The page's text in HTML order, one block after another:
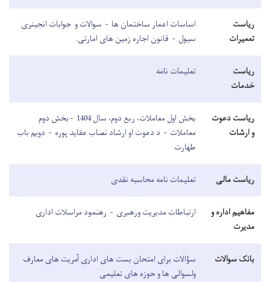
ریاست
تعمیرات
اساسات اعمار ساختمان ها - سوالات و جوابات انجینری
سیول - قانون اجاره زمین های امارتی.
ریاست
خدمات
تعلیمات نامه
ریاست دعوت
و ارشات
بخش اول معاملات، ربع دوم، سال 1404 -بخش دوم
معاملات - د دعوت او ارشاد نصاب عقايد پوره - دویم باب
طهارت
ریاست مالی تعلیمات نامه محاسبه نقدی
مفاهیم اداره و
مدیرت
ارتباطات مدیریت ورهبری - رهنمود مراسلات اداری
بانک سوالات
سؤالات برای امتحان بست های اداری آمریت های معارف
ولسوالی ها و حوزه های تعلیمی